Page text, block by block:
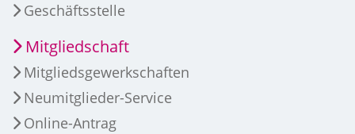
Geschäftsstelle
Mitgliedschaft
Mitgliedsgewerkschaften
Neumitglieder-Service
Online-Antrag